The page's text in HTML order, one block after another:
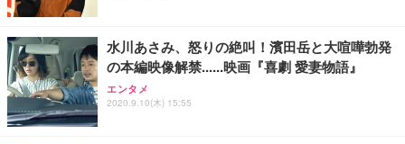
水川あさみ、怒りの絶叫！濱田岳と大喧嘩勃発
の本編映像解禁......映画『喜劇 愛妻物語』
エンタメ
2020.9.10(木) 15:55